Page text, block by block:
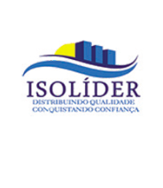
conteúdo